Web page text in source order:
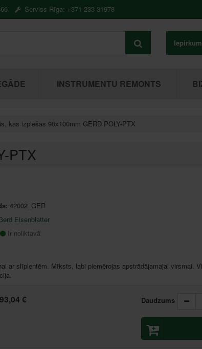
Serviss Rīga: +371 233 31978
INSTRUMENTU REMONTS
kas izplešas 90x100mm GERD POLY-PTX
PTX
42002_GER
Eisenblatter
Ir noliktavā
ar slīplentēm. Mīksts, labi piemērojas apstrādājamajai virsmai.
93,04 € Daudzums